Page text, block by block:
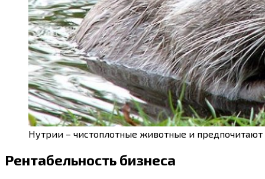
Нутрии – чистоплотные животные и
Рентабельность бизнеса